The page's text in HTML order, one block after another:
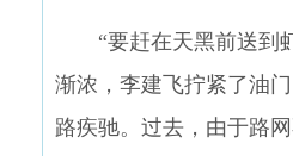
“要赶在天黑前送到
渐浓，李建飞拧紧了油
路疾驰。过去，由于路